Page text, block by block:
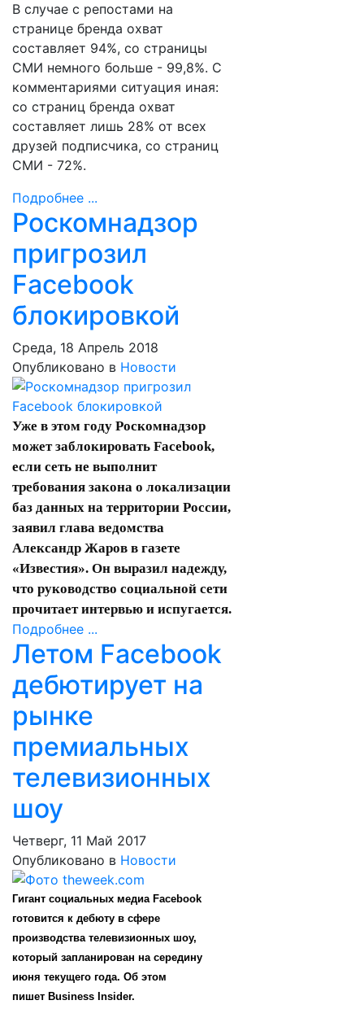
В случае с репостами на
странице бренда охват
составляет 94%, со страницы
СМИ немного больше - 99,8%. С
комментариями ситуация иная:
со страниц бренда охват
составляет лишь 28% от всех
друзей подписчика, со страниц
СМИ - 72%.
Подробнее ...
Роскомнадзор
пригрозил
Facebook
блокировкой
Среда, 18 Апрель 2018
Опубликовано в Новости
Уже в этом году Роскомнадзор
может заблокировать Facebook,
если сеть не выполнит
требования закона о локализации
баз данных на территории России,
заявил глава ведомства
Александр Жаров в газете
«Известия». Он выразил надежду,
что руководство социальной сети
прочитает интервью и испугается.
Подробнее ...
Летом Facebook
дебютирует на
рынке
премиальных
телевизионных
шоу
Четверг, 11 Май 2017
Опубликовано в Новости
Гигант социальных медиа Facebook
готовится к дебюту в сфере
производства телевизионных шоу,
который запланирован на середину
июня текущего года. Об этом
пишет Business Insider.